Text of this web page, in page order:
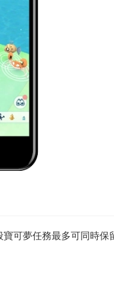
可夢任務最多可同時保